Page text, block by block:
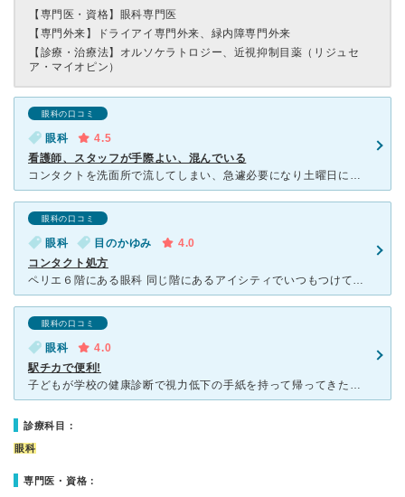
【専門医・資格】 眼科専門医
【専門外来】
ドライアイ専門外来、緑内障専門外来
【診療・治療法】 オルソケラトロジー、近視抑制目薬（リジュセ
ア・マイオピン）
眼科の口コミ
眼科
4.5
看護師、スタッフが手際よい、混んでいる
コンタクトを洗面所で流してしまい、急遽必要になり土曜日に受診しました。予約必須とのことですが、インターネットで確認すると、土日は満員です。でも隣のコンタクト屋が提携していて、そちらから予約は取れました
眼科の口コミ
眼科 目のかゆみ
4.0
コンタクト処方
ペリエ６階にある眼科 同じ階にあるアイシティでいつもつけてる コンタクトレンズを追加で購入しようとしましたら 眼科の処方がないと買えないとのことで アイシティさんのほうでこちらのアイクリニック
眼科の口コミ
眼科
4.0
駅チカで便利!
子どもが学校の健康診断で視力低下の手紙を持って帰ってきたので小児眼科で検索したところ,こちらがあるのを知り診察して頂きました。 駅ビルの中なので電車なら雨でも濡れずに行けます。 朝一で行きましたが
診療科目：
眼科
専門医・資格：